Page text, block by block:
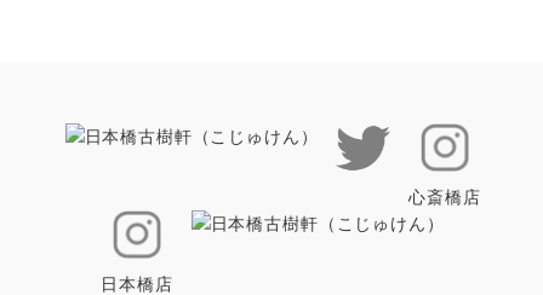
心斎橋店
日本橋店